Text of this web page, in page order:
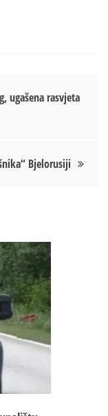
ugašena rasvjeta
Bjelorusiji